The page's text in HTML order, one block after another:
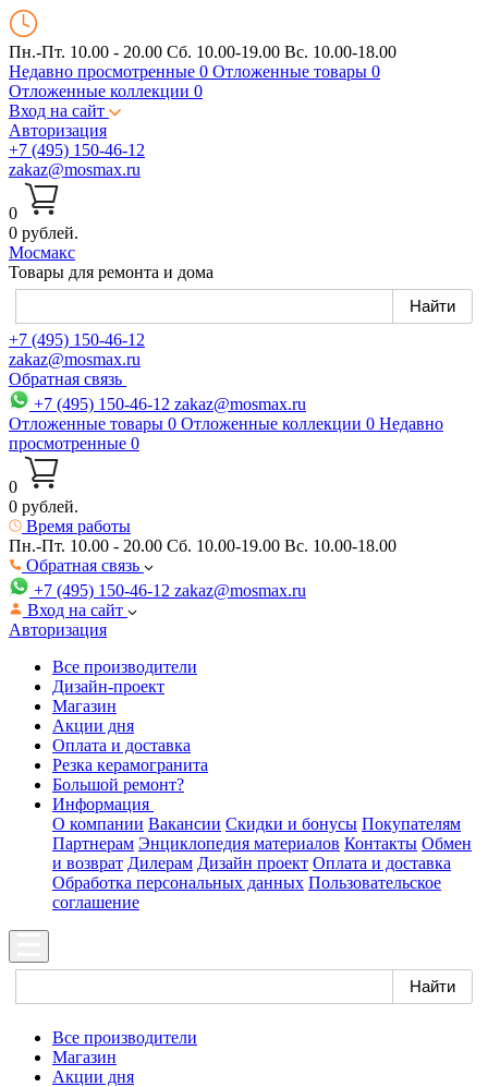
Пн.-Пт. 10.00 - 20.00 Сб. 10.00-19.00 Вс. 10.00-18.00
Недавно просмотренные 0 Отложенные товары 0
Отложенные коллекции 0
Вход на сайт
Авторизация
+7 (495) 150-46-12
zakaz@mosmax.ru
0
0 рублей.
Мосмакс
Товары для ремонта и дома
+7 (495) 150-46-12
zakaz@mosmax.ru
Обратная связь
+7 (495) 150-46-12 zakaz@mosmax.ru
Отложенные товары 0 Отложенные коллекции 0 Недавно
просмотренные 0
0
0 рублей.
Время работы
Пн.-Пт. 10.00 - 20.00 Сб. 10.00-19.00 Вс. 10.00-18.00
Обратная связь
+7 (495) 150-46-12 zakaz@mosmax.ru
Вход на сайт
Авторизация
Все производители
Дизайн-проект
Магазин
Акции дня
Оплата и доставка
Резка керамогранита
Большой ремонт?
Информация
О компании Вакансии Скидки и бонусы Покупателям
Партнерам Энциклопедия материалов Контакты Обмен
и возврат Дилерам Дизайн проект Оплата и доставка
Обработка персональных данных Пользовательское
соглашение
Все производители
Магазин
Акции дня